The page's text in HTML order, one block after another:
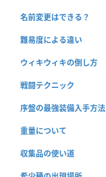
名前変更はできる？
難易度による違い
ウィキウィキの倒し方
戦闘テクニック
序盤の最強装備入手方法
重量について
収集品の使い道